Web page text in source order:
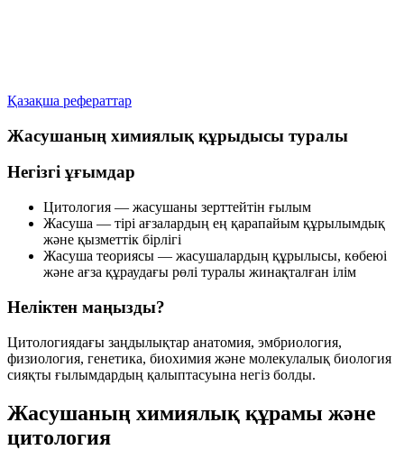
Қазақша рефераттар
Жасушаның химиялық құрыдысы туралы
Негізгі ұғымдар
Цитология — жасушаны зерттейтін ғылым
Жасуша — тірі ағзалардың ең қарапайым құрылымдық
және қызметтік бірлігі
Жасуша теориясы — жасушалардың құрылысы, көбеюі
және ағза құраудағы рөлі туралы жинақталған ілім
Неліктен маңызды?
Цитологиядағы заңдылықтар анатомия, эмбриология,
физиология, генетика, биохимия және молекулалық биология
сияқты ғылымдардың қалыптасуына негіз болды.
Жасушаның химиялық құрамы және
цитология